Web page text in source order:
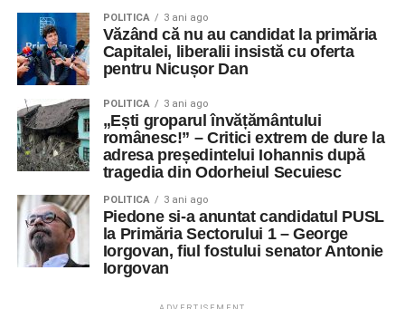
POLITICA 3 ani ago
Văzând că nu au candidat la primăria
Capitalei, liberalii insistă cu oferta
pentru Nicușor Dan
POLITICA 3 ani ago
„Ești groparul învățământului
românesc!” – Critici extrem de dure la
adresa președintelui Iohannis după
tragedia din Odorheiul Secuiesc
POLITICA 3 ani ago
Piedone si-a anuntat candidatul PUSL
la Primăria Sectorului 1 – George
Iorgovan, fiul fostului senator Antonie
Iorgovan